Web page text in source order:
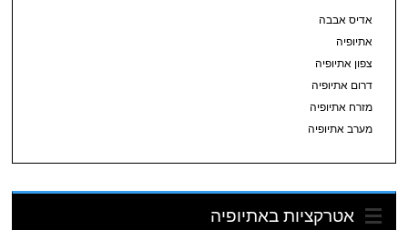
אדיס אבבה
אתיופיה
צפון אתיופיה
דרום אתיופיה
מזרח אתיופיה
מערב אתיופיה
אטרקציות באתיופיה